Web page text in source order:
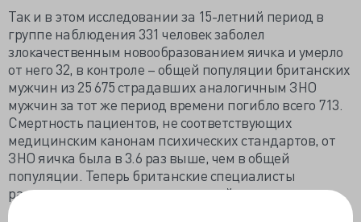
Так и в этом исследовании за 15-летний период в
группе наблюдения 331 человек заболел
злокачественным новообразованием яичка и умерло
от него 32, в контроле – общей популяции британских
мужчин из 25 675 страдавших аналогичным ЗНО
мужчин за тот же период времени погибло всего 713.
Смертность пациентов, не соответствующих
медицинским канонам психических стандартов, от
ЗНО яичка была в 3.6 раз выше, чем в общей
популяции. Теперь британские специалисты
рассматривают смертность «людей с нарушениями
познавательной способности» от других локализаций